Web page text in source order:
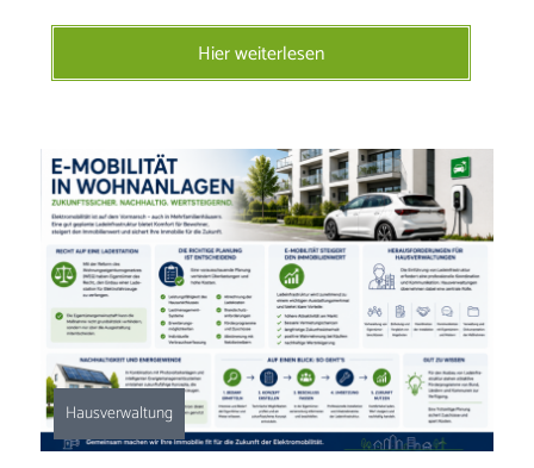
Hier weiterlesen
Hausverwaltung